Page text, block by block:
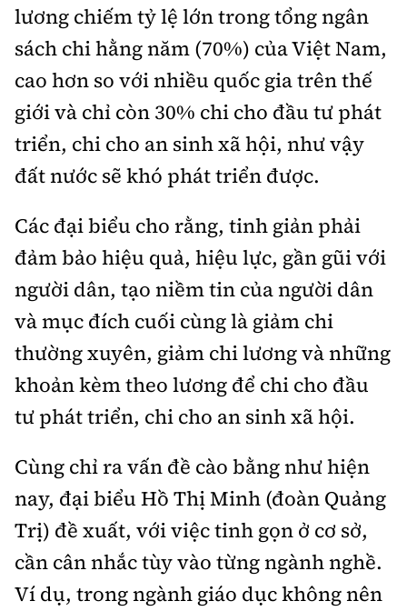
lương chiếm tỷ lệ lớn trong tổng ngân
sách chi hằng năm (70%) của Việt Nam,
cao hơn so với nhiều quốc gia trên thế
giới và chỉ còn 30% chi cho đầu tư phát
triển, chi cho an sinh xã hội, như vậy
đất nước sẽ khó phát triển được.
Các đại biểu cho rằng, tinh giản phải
đảm bảo hiệu quả, hiệu lực, gần gũi với
người dân, tạo niềm tin của người dân
và mục đích cuối cùng là giảm chi
thường xuyên, giảm chi lương và những
khoản kèm theo lương để chi cho đầu
tư phát triển, chi cho an sinh xã hội.
Cùng chỉ ra vấn đề cào bằng như hiện
nay, đại biểu Hồ Thị Minh (đoàn Quảng
Trị) đề xuất, với việc tinh gọn ở cơ sở,
cần cân nhắc tùy vào từng ngành nghề.
Ví dụ, trong ngành giáo dục không nên